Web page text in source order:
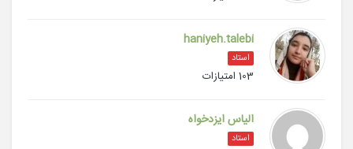
haniyeh.talebi
استاد
103 امتیازات
الیاس ایزدخواه
استاد